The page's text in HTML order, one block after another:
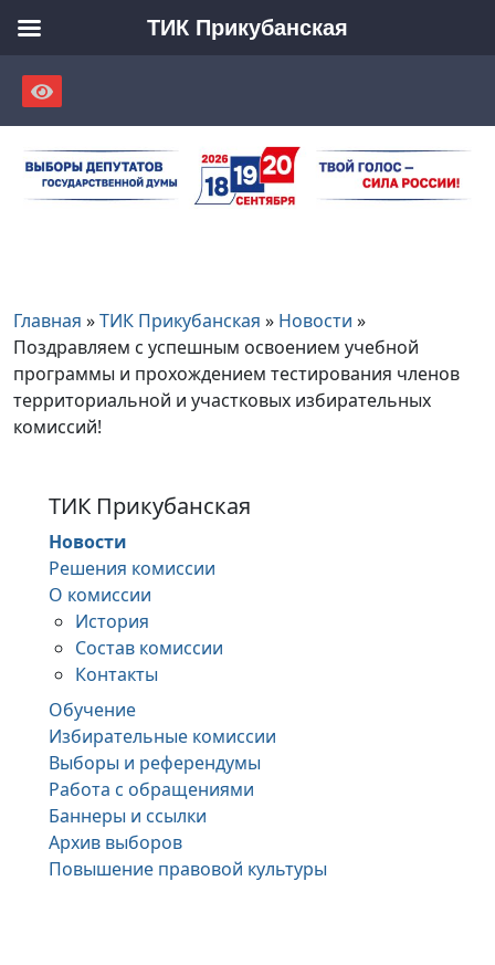
content
Главная »ТИК Прикубанская » Новости »
Поздравляем с успешным освоением учебной
программы и прохождением тестирования членов
территориальной и участковых избирательных
комиссий!
ТИК Прикубанская
Новости
Решения комиссии
О комиссии
История
Состав комиссии
Контакты
Обучение
Избирательные комиссии
Выборы и референдумы
Работа с обращениями
Баннеры и ссылки
Архив выборов
Повышение правовой культуры
ТИК Прикубанская